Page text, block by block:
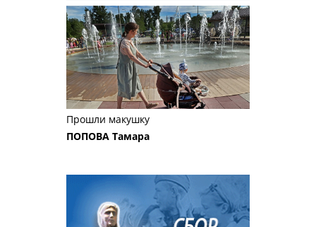
Прошли макушку
ПОПОВА Тамара